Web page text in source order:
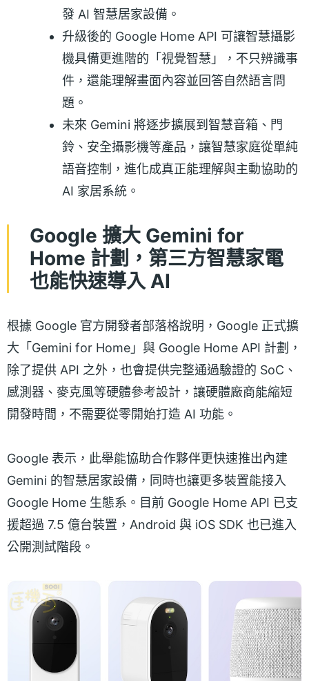
發 AI 智慧居家設備。
升級後的 Google Home API 可讓智慧攝影
機具備更進階的「視覺智慧」，不只辨識事
件，還能理解畫面內容並回答自然語言問
題。
未來 Gemini 將逐步擴展到智慧音箱、門
鈴、安全攝影機等產品，讓智慧家庭從單純
語音控制，進化成真正能理解與主動協助的
AI 家居系統。
Google 擴大 Gemini for
Home 計劃，第三方智慧家電
也能快速導入 AI
根據 Google 官方開發者部落格說明，Google 正式擴
大「Gemini for Home」與 Google Home API 計劃，
除了提供 API 之外，也會提供完整通過驗證的 SoC、
感測器、麥克風等硬體參考設計，讓硬體廠商能縮短
開發時間，不需要從零開始打造 AI 功能。
Google 表示，此舉能協助合作夥伴更快速推出內建
Gemini 的智慧居家設備，同時也讓更多裝置能接入
Google Home 生態系。目前 Google Home API 已支
援超過 7.5 億台裝置，Android 與 iOS SDK 也已進入
公開測試階段。